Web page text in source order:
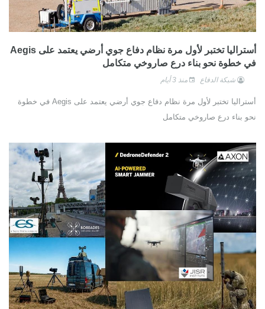
أستراليا تختبر لأول مرة نظام دفاع جوي أرضي يعتمد على Aegis
في خطوة نحو بناء درع صاروخي متكامل
شبكة الدفاع منذ 3 أيام
أستراليا تختبر لأول مرة نظام دفاع جوي أرضي يعتمد على Aegis في خطوة
نحو بناء درع صاروخي متكامل